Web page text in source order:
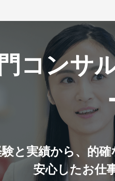
コンサ
と実績から、的
安心したお仕